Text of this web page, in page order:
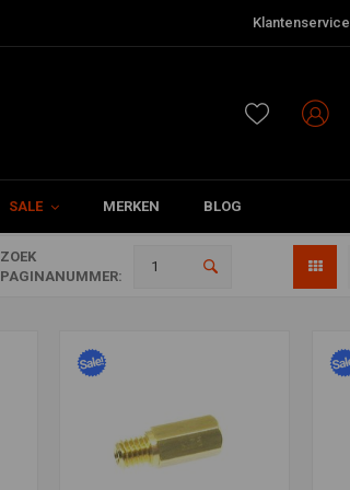
Klantenservice
SALE MERKEN BLOG
ZOEK
PAGINANUMMER: